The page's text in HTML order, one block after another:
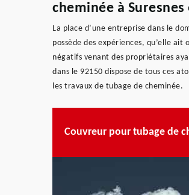
cheminée à Suresnes
La place d’une entreprise dans le
possède des expériences, qu’elle
négatifs venant des propriétaires
dans le 92150 dispose de tous ces
les travaux de tubage de cheminée.
Couvreur pour tubage de